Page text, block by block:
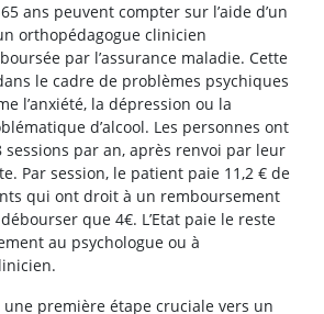
ans peuvent compter sur l’aide d’un
orthopédagogue clinicien
par l’assurance maladie. Cette
le cadre de problèmes psychiques
l’anxiété, la dépression ou la
d’alcool. Les personnes ont
par an, après renvoi par leur
Par session, le patient paie 11,2 € de
qui ont droit à un remboursement
que 4€. L’Etat paie le reste
au psychologue ou à
première étape cruciale vers un